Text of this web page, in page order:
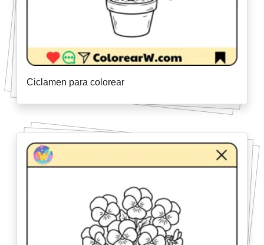
Ciclamen para colorear